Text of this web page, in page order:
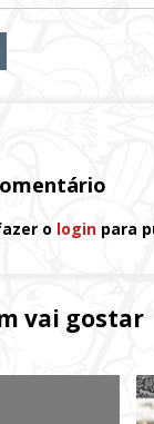
o login para
vai gostar